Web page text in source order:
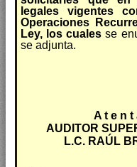
legales vigentes
Operaciones
Ley, los cualesse
se adjunta.
A t e n t
AUDITOR
L.C. RAÚL